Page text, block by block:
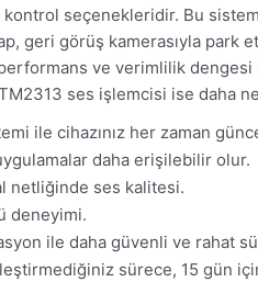
kontrol seçenekleridir. Bu
geri görüş kamerasıyla
ve verimlilik
ses işlemcisi ise daha
ile cihazınız her zaman
daha erişilebilir olur.
netliğinde ses kalitesi.
deneyimi.
ile daha güvenli ve rahat
sürece, 15 gün